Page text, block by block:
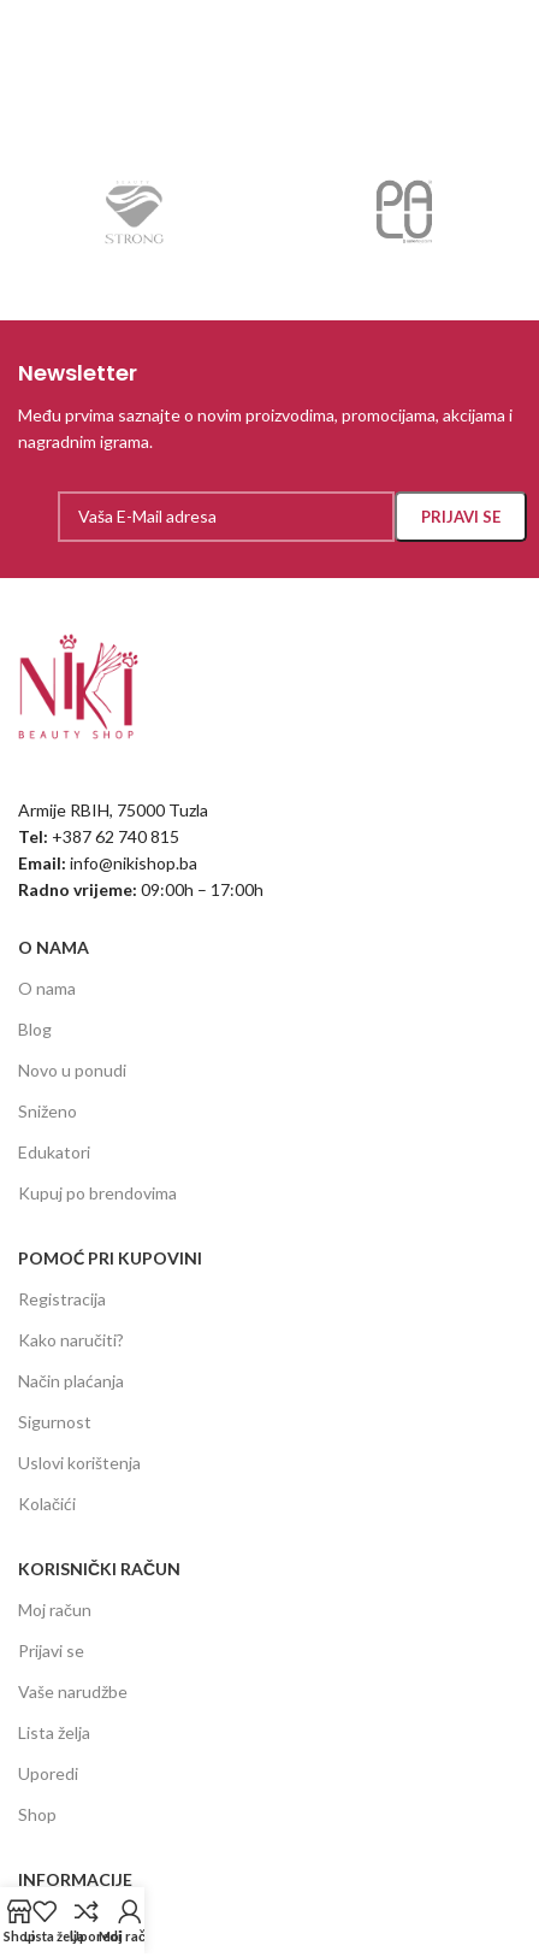
Newsletter
Među prvima saznajte o novim proizvodima, promocijama, akcijama i
nagradnim igrama.
Armije RBIH, 75000 Tuzla
Tel: +387 62 740 815
Email: info@nikishop.ba
Radno vrijeme: 09:00h – 17:00h
O NAMA
O nama
Blog
Novo u ponudi
Sniženo
Edukatori
Kupuj po brendovima
POMOĆ PRI KUPOVINI
Registracija
Kako naručiti?
Način plaćanja
Sigurnost
Uslovi korištenja
Kolačići
KORISNIČKI RAČUN
Moj račun
Prijavi se
Vaše narudžbe
Lista želja
Uporedi
Shop
INFORMACIJE
Prodajni centar
ShopLista željaUporediMoj račun